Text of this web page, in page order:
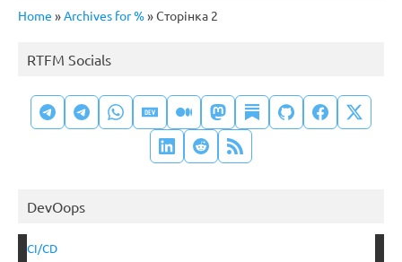
Home »Archives for %»Сторінка 2
RTFM Socials
DevOops
CI/CD